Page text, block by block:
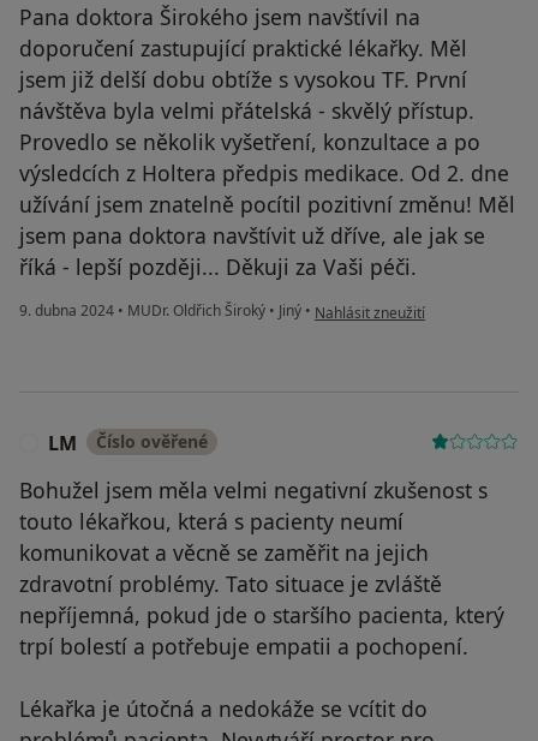
Pana doktora Širokého jsem navštívil na
doporučení zastupující praktické lékařky. Měl
jsem již delší dobu obtíže s vysokou TF. První
návštěva byla velmi přátelská - skvělý přístup.
Provedlo se několik vyšetření, konzultace a po
výsledcích z Holtera předpis medikace. Od 2. dne
užívání jsem znatelně pocítil pozitivní změnu! Měl
jsem pana doktora navštívit už dříve, ale jak se
říká - lepší později... Děkuji za Vaši péči.
9. dubna 2024 • MUDr. Oldřich Široký • Jiný • podle názoru uživatele Lukáš H.
Nahlásit zneužití
LM Číslo ověřené
Bohužel jsem měla velmi negativní zkušenost s
touto lékařkou, která s pacienty neumí
komunikovat a věcně se zaměřit na jejich
zdravotní problémy. Tato situace je zvláště
nepříjemná, pokud jde o staršího pacienta, který
trpí bolestí a potřebuje empatii a pochopení.
Lékařka je útočná a nedokáže se vcítit do